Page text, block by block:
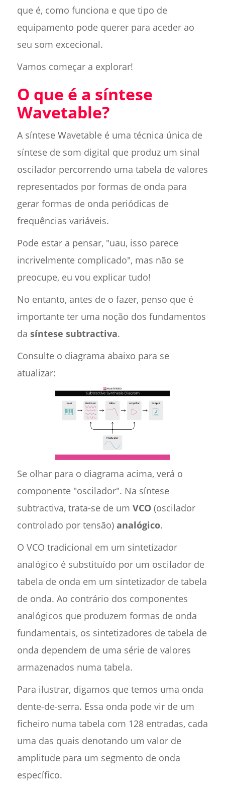
que é, como funciona e que tipo de
equipamento pode querer para aceder ao
seu som excecional.
Vamos começar a explorar!
O que é a síntese
Wavetable?
A síntese Wavetable é uma técnica única de
síntese de som digital que produz um sinal
oscilador percorrendo uma tabela de valores
representados por formas de onda para
gerar formas de onda periódicas de
frequências variáveis.
Pode estar a pensar, "uau, isso parece
incrivelmente complicado", mas não se
preocupe, eu vou explicar tudo!
No entanto, antes de o fazer, penso que é
importante ter uma noção dos fundamentos
da síntese subtractiva.
Consulte o diagrama abaixo para se
atualizar:
Se olhar para o diagrama acima, verá o
componente "oscilador". Na síntese
subtractiva, trata-se de um VCO(oscilador
controlado por tensão) analógico.
O VCO tradicional em um sintetizador
analógico é substituído por um oscilador de
tabela de onda em um sintetizador de tabela
de onda. Ao contrário dos componentes
analógicos que produzem formas de onda
fundamentais, os sintetizadores de tabela de
onda dependem de uma série de valores
armazenados numa tabela.
Para ilustrar, digamos que temos uma onda
dente-de-serra. Essa onda pode vir de um
ficheiro numa tabela com 128 entradas, cada
uma das quais denotando um valor de
amplitude para um segmento de onda
específico.